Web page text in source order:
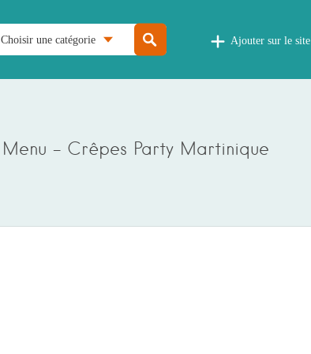
Choisir une catégorie Ajouter sur le site
Menu – Crêpes Party Martinique